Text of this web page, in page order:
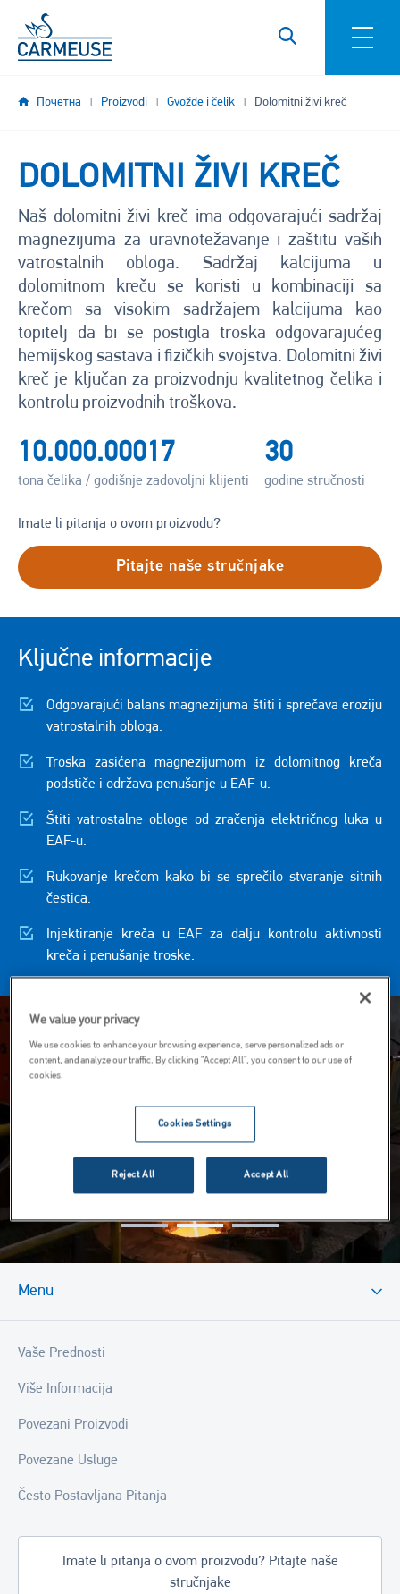
Skip to main content
Почетна Proizvodi Gvožđe i čelik Dolomitni živi kreč
DOLOMITNI ŽIVI KREČ
Naš dolomitni živi kreč ima odgovarajući sadržaj
magnezijuma za uravnotežavanje i zaštitu vaših
vatrostalnih obloga. Sadržaj kalcijuma u
dolomitnom kreču se koristi u kombinaciji sa
krečom sa visokim sadržajem kalcijuma kao
topitelj da bi se postigla troska odgovarajućeg
hemijskog sastava i fizičkih svojstva. Dolomitni živi
kreč je ključan za proizvodnju kvalitetnog čelika i
kontrolu proizvodnih troškova.
10.000.000
tona čelika / godišnje
17
zadovoljni klijenti
30
godine stručnosti
Imate li pitanja o ovom proizvodu?
Pitajte naše stručnjake
Ključne informacije
Odgovarajući balans magnezijuma štiti i sprečava eroziju
vatrostalnih obloga.
Troska zasićena magnezijumom iz dolomitnog kreča
podstiče i održava penušanje u EAF-u.
Štiti vatrostalne obloge od zračenja električnog luka u
EAF-u.
Rukovanje krečom kako bi se sprečilo stvaranje sitnih
čestica.
Injektiranje kreča u EAF za dalju kontrolu aktivnosti
kreča i penušanje troske.
Menu
Vaše Prednosti
Više Informacija
Povezani Proizvodi
Povezane Usluge
Često Postavljana Pitanja
Imate li pitanja o ovom proizvodu? Pitajte naše
stručnjake
We value your privacy
We use cookies to enhance your browsing experience, serve personalized ads or
content, and analyze our traffic. By clicking “Accept All”, you consent to our use of
cookies.
Cookies Settings
Reject All Accept All